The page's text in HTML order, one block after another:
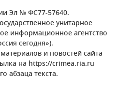
Эл № ФС77-57640.
унитарное
информационное агентство
сегодня»).
и новостей сайта
на https://crimea.ria.ru
абзаца текста.